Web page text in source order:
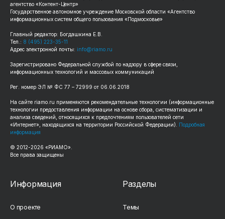
агентство «Контент-Центр»
Государственное автономное учреждение Московской области «Агентство
информационных систем общего пользования «Подмосковье»
Главный редактор: Богдашкина Е.В.
Тел.: 8 (495) 223-35-11
Адрес электронной почты: info@riamo.ru
Зарегистрировано Федеральной службой по надзору в сфере связи,
информационных технологий и массовых коммуникаций
Рег. номер ЭЛ № ФС 77 – 72999 от 06.06.2018
На сайте riamo.ru применяются рекомендательные технологии (информационные
технологии предоставления информации на основе сбора, систематизации и
анализа сведений, относящихся к предпочтениям пользователей сети
«Интернет», находящихся на территории Российской Федерации). Подробная
информация
© 2012-2026 «РИАМО».
Все права защищены
Информация
О проекте
Разделы
Темы